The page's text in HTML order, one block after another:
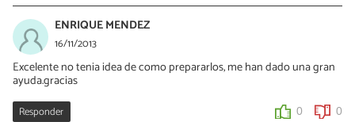
ENRIQUE MENDEZ
16/11/2013
Excelente no tenia idea de como prepararlos, me han dado una gran
ayuda.gracias
Responder 0 0